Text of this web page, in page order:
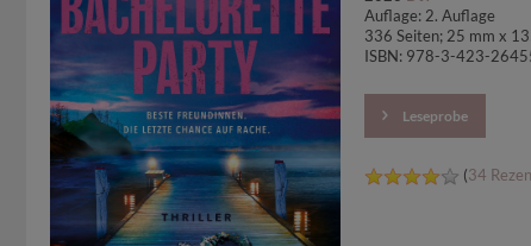
Auflage: 2. Auflage
336 Seiten; 25 mm x
ISBN: 978-3-423-
Leseprobe
(34